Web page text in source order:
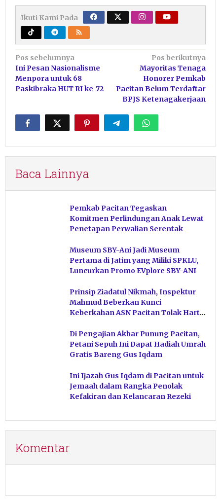
Ikuti Kami Pada
Navigasi
pos
Pos sebelumnya
Ini Pesan Nasionalisme
Menpora untuk 68
Paskibraka HUT RI ke-72
Pos berikutnya
Mayoritas Tenaga
Honorer Pemkab
Pacitan Belum Terdaftar
BPJS Ketenagakerjaan
Baca Lainnya
Pemkab Pacitan Tegaskan
Komitmen Perlindungan Anak Lewat
Penetapan Perwalian Serentak
Museum SBY-Ani Jadi Museum
Pertama di Jatim yang Miliki SPKLU,
Luncurkan Promo EVplore SBY-ANI
Prinsip Ziadatul Nikmah, Inspektur
Mahmud Beberkan Kunci
Keberkahan ASN Pacitan Tolak Harta
Di Pengajian Akbar Punung Pacitan,
Petani Sepuh Ini Dapat Hadiah Umrah
Gratis Bareng Gus Iqdam
Ini Ijazah Gus Iqdam di Pacitan untuk
Jemaah dalam Rangka Penolak
Kefakiran dan Kelancaran Rezeki
Komentar